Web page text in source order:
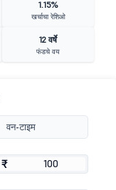
1.15%
खर्चाचा रेशिओ
12 वर्षे
फंडचे वय
वन-टाइम
₹
₹